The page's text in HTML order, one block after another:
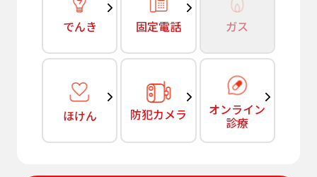
でんき 固定電話 ガス
ほけん 防犯カメラ オンライン
診療